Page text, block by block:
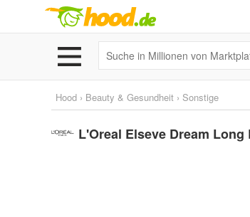
Hood › Beauty & Gesundheit › Sonstige
L'Oreal Elseve Dream